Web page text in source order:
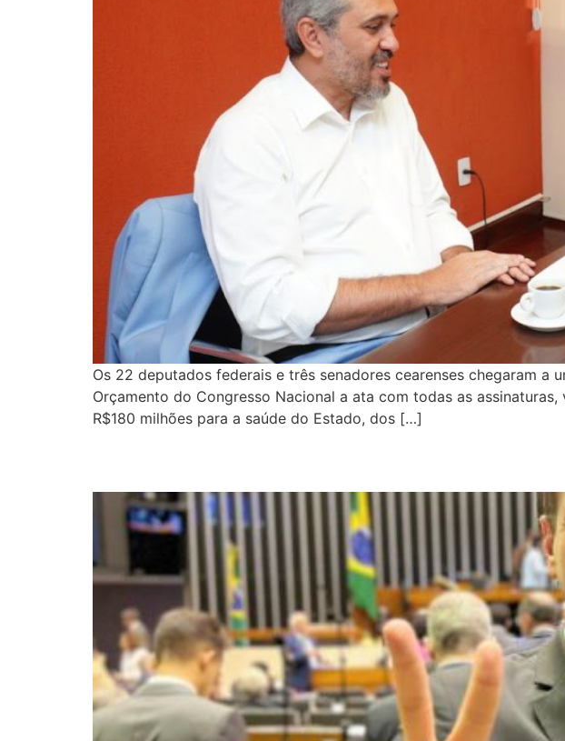
Os 22 deputados federais e três senadores cearenses chegaram
Orçamento do Congresso Nacional a ata com todas as
R$180 milhões para a saúde do Estado, dos […]